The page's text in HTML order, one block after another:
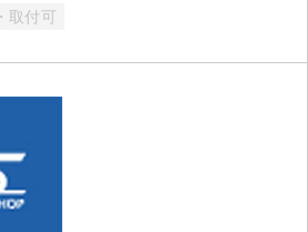
取付可